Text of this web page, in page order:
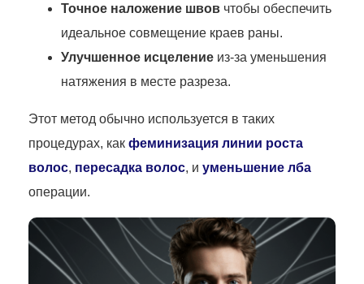
Точное наложение швов чтобы обеспечить
идеальное совмещение краев раны.
Улучшенное исцеление из-за уменьшения
натяжения в месте разреза.
Этот метод обычно используется в таких
процедурах, как феминизация линии роста
волос, пересадка волос, и уменьшение лба
операции.